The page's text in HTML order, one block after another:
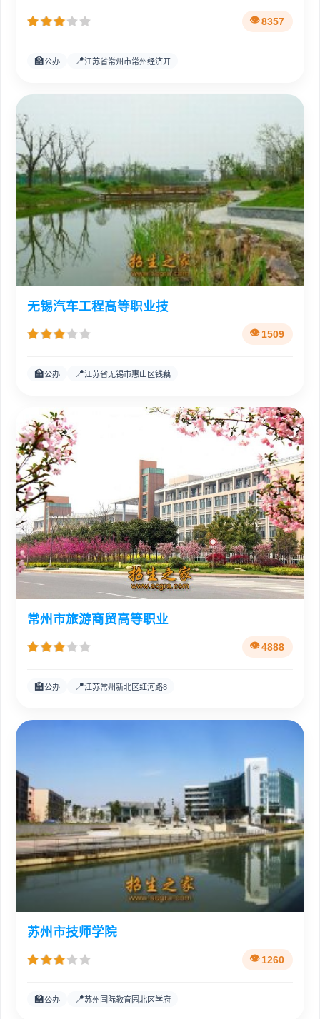
8357
🏫公办 📍江苏省常州市常州经济开
无锡汽车工程高等职业技
1509
🏫公办 📍江苏省无锡市惠山区钱藕
常州市旅游商贸高等职业
4888
🏫公办 📍江苏常州新北区红河路8
苏州市技师学院
1260
🏫公办 📍苏州国际教育园北区学府